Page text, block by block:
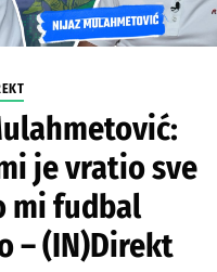
je vratio sve
mi fudbal
– (IN)Direkt